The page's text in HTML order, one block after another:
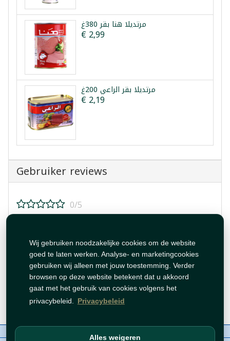
Wij gebruiken noodzakelijke cookies om de website
goed te laten werken. Analyse- en marketingcookies
gebruiken wij alleen met jouw toestemming. Verder
browsen op deze website betekent dat u akkoord
gaat met het gebruik van cookies volgens het
privacybeleid. Privacybeleid
Alles weigeren
مرتديلا هنا بقر 380غ
€ 2,99
مرتديلا بقر الراعي 200غ
€ 2,19
Gebruiker reviews
0/5
Beoordeling plaatsen
Over ons WhatsAppen